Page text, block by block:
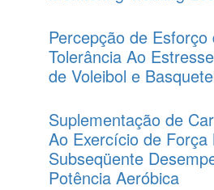
Percepção de
Tolerância Ao
de Voleibol e
Suplementação de
Ao Exercício de Força
Subseqüente
Potência Aeróbica